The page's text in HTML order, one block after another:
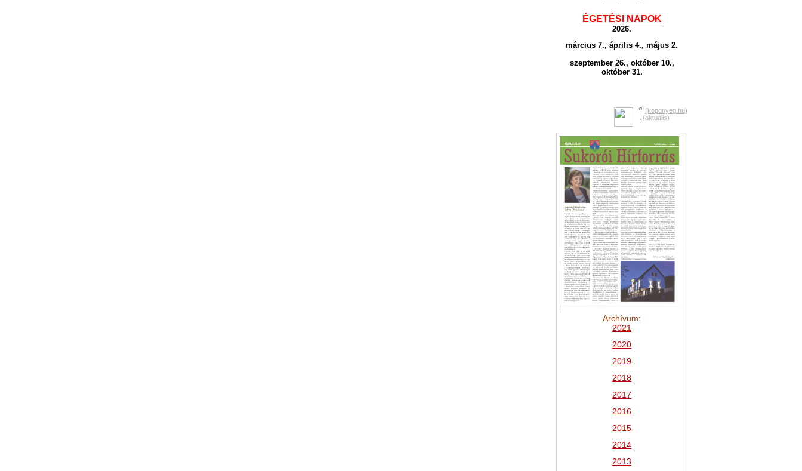
ÉGETÉSI NAPOK
2026.
március 7., április 4., május 2.
szeptember 26., október 10.,
október 31.
o (koponyeg.hu)
(aktuális)
Archívum:
2021
2020
2019
2018
2017
2016
2015
2014
2013